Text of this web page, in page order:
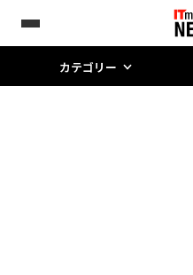
カテゴリー